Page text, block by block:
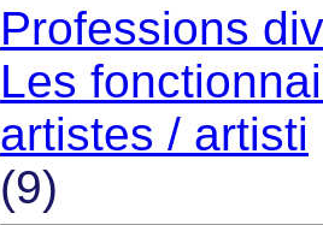
Professions
Les
artistes / artisti
(9)